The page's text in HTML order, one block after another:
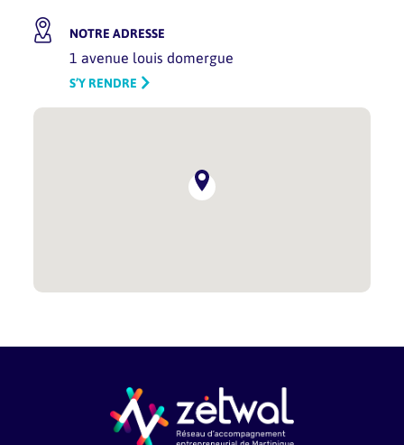
NOTRE ADRESSE
1 avenue louis domergue
S’Y RENDRE